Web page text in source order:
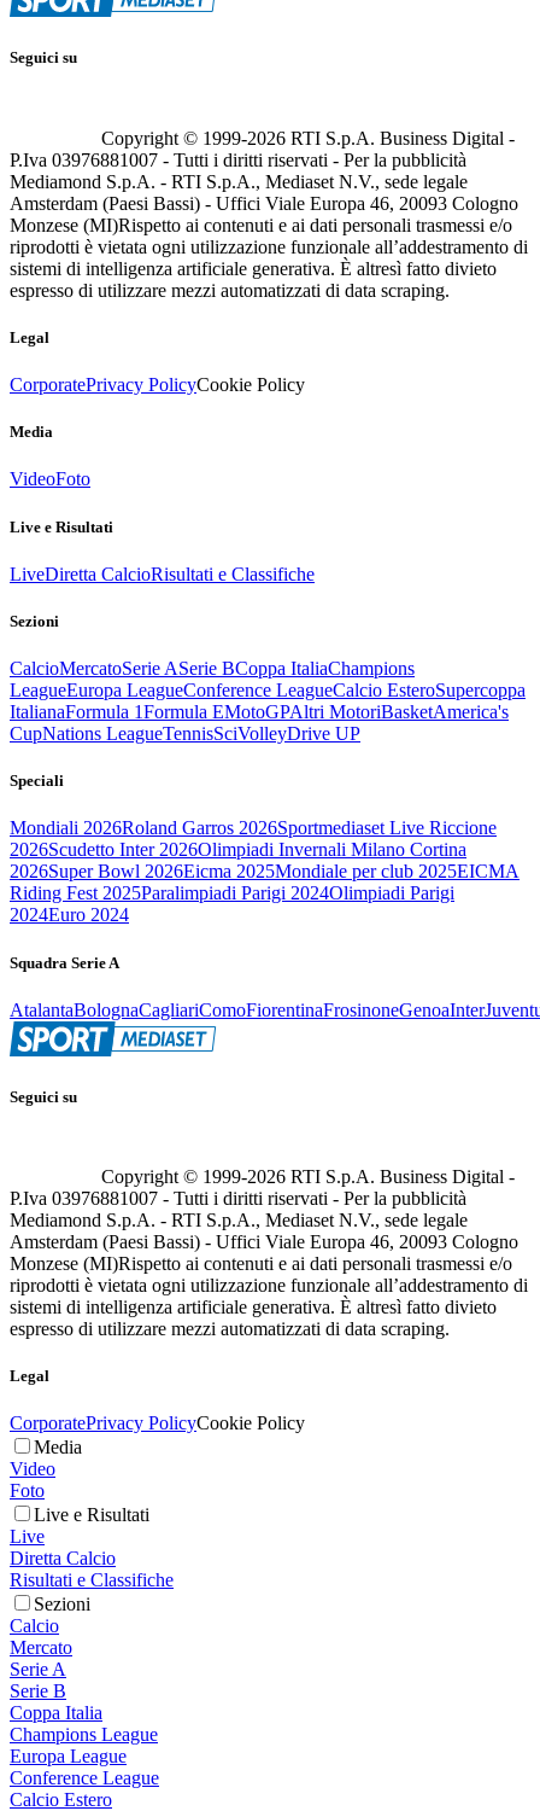
Seguici su
Copyright © 1999-2026 RTI S.p.A. Business Digital -
P.Iva 03976881007 - Tutti i diritti riservati - Per la pubblicità
Mediamond S.p.A. - RTI S.p.A., Mediaset N.V., sede legale
Amsterdam (Paesi Bassi) - Uffici Viale Europa 46, 20093 Cologno
Monzese (MI)Rispetto ai contenuti e ai dati personali trasmessi e/o
riprodotti è vietata ogni utilizzazione funzionale all’addestramento di
sistemi di intelligenza artificiale generativa. È altresì fatto divieto
espresso di utilizzare mezzi automatizzati di data scraping.
Legal
CorporatePrivacy PolicyCookie Policy
Media
VideoFoto
Live e Risultati
LiveDiretta CalcioRisultati e Classifiche
Sezioni
CalcioMercatoSerie ASerie BCoppa ItaliaChampions
LeagueEuropa LeagueConference LeagueCalcio EsteroSupercoppa
ItalianaFormula 1Formula EMotoGPAltri MotoriBasketAmerica's
CupNations LeagueTennisSciVolleyDrive UP
Speciali
Mondiali 2026Roland Garros 2026Sportmediaset Live Riccione
2026Scudetto Inter 2026Olimpiadi Invernali Milano Cortina
2026Super Bowl 2026Eicma 2025Mondiale per club 2025EICMA
Riding Fest 2025Paralimpiadi Parigi 2024Olimpiadi Parigi
2024Euro 2024
Squadra Serie A
AtalantaBolognaCagliariComoFiorentinaFrosinoneGenoaInter
Seguici su
Copyright © 1999-2026 RTI S.p.A. Business Digital -
P.Iva 03976881007 - Tutti i diritti riservati - Per la pubblicità
Mediamond S.p.A. - RTI S.p.A., Mediaset N.V., sede legale
Amsterdam (Paesi Bassi) - Uffici Viale Europa 46, 20093 Cologno
Monzese (MI)Rispetto ai contenuti e ai dati personali trasmessi e/o
riprodotti è vietata ogni utilizzazione funzionale all’addestramento di
sistemi di intelligenza artificiale generativa. È altresì fatto divieto
espresso di utilizzare mezzi automatizzati di data scraping.
Legal
CorporatePrivacy PolicyCookie Policy
Media
Video
Foto
Live e Risultati
Live
Diretta Calcio
Risultati e Classifiche
Sezioni
Calcio
Mercato
Serie A
Serie B
Coppa Italia
Champions League
Europa League
Conference League
Calcio Estero